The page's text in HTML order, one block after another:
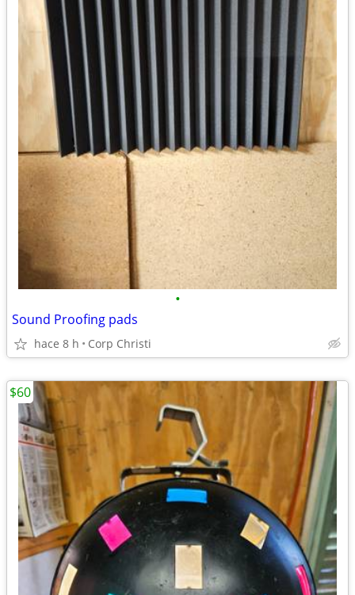
•
Sound Proofing pads
hace 8 h Corp Christi
$60